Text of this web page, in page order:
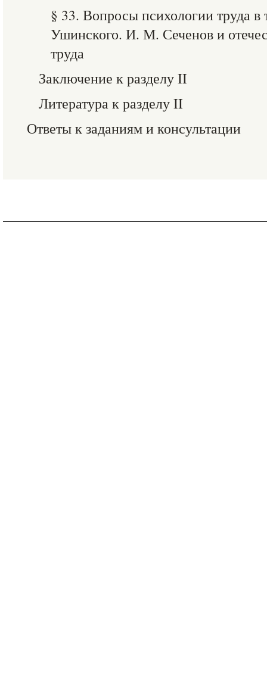
§ 33. Вопросы психологии труда в
Ушинского. И. М. Сеченов и
труда
Заключение к разделу II
Литература к разделу II
Ответы к заданиям и консультации